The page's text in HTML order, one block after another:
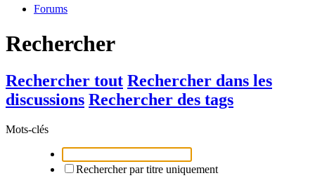
Forums
Rechercher
Rechercher tout Rechercher dans les
discussions Rechercher des tags
Mots-clés
Rechercher par titre uniquement